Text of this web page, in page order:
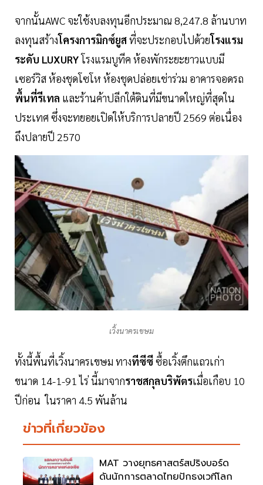
จากนั้นAWC จะใช้งบลงทุนอีกประมาณ 8,247.8 ล้านบาท
ลงทุนสร้างโครงการมิกซ์ยูสที่จะประกอบไปด้วยโรงแรม
ระดับ LUXURYโรงแรมบูทีค ห้องพักระยะยาวแบบมี
เซอร์วิส ห้องชุดโซโห ห้องชุดปล่อยเช่าร่วม อาคารจอดรถ
พื้นที่รีเทล และร้านค้าปลีกใต้ดินที่มีขนาดใหญ่ที่สุดใน
ประเทศ ซึ่งจะทยอยเปิดให้บริการปลายปี 2569 ต่อเนื่อง
ถึงปลายปี 2570
เวิ้งนาครเขษม
ทั้งนี้พื้นที่เวิ้งนาครเขษม ทางทีซีซีซื้อเวิ้งตึกแถวเก่า
ขนาด 14-1-91 ไร่ นี้มาจากราชสกุลบริพัตรเมื่อเกือบ 10
ปีก่อน ในราคา 4.5 พันล้าน
ข่าวที่เกี่ยวข้อง
MAT วางยุทธศาสตร์สปริงบอร์ด
ดันนักการตลาดไทยปักธงเวทีโลก